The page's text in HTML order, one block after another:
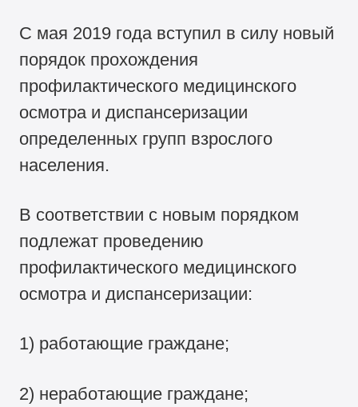
С мая 2019 года вступил в силу новый
порядок прохождения
профилактического медицинского
осмотра и диспансеризации
определенных групп взрослого
населения.
В соответствии с новым порядком
подлежат проведению
профилактического медицинского
осмотра и диспансеризации:
1) работающие граждане;
2) неработающие граждане;